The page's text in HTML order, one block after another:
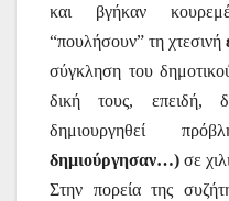
και βγήκαν
“πουλήσουν” τη χτεσινή
σύγκληση του
δική τους, επειδή,
δημιουργηθεί
δημιούργησαν…) σε
Στην πορεία της